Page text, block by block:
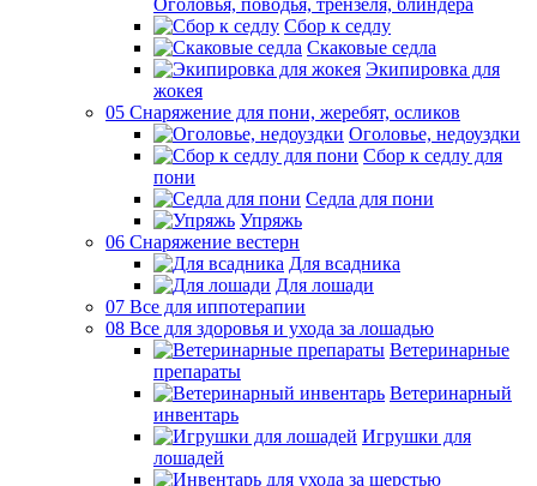
Оголовья, поводья, трензеля, блиндера
Сбор к седлу
Скаковые седла
Экипировка для
жокея
05 Снаряжение для пони, жеребят, осликов
Оголовье, недоуздки
Сбор к седлу для
пони
Седла для пони
Упряжь
06 Снаряжение вестерн
Для всадника
Для лошади
07 Все для иппотерапии
08 Все для здоровья и ухода за лошадью
Ветеринарные
препараты
Ветеринарный
инвентарь
Игрушки для
лошадей